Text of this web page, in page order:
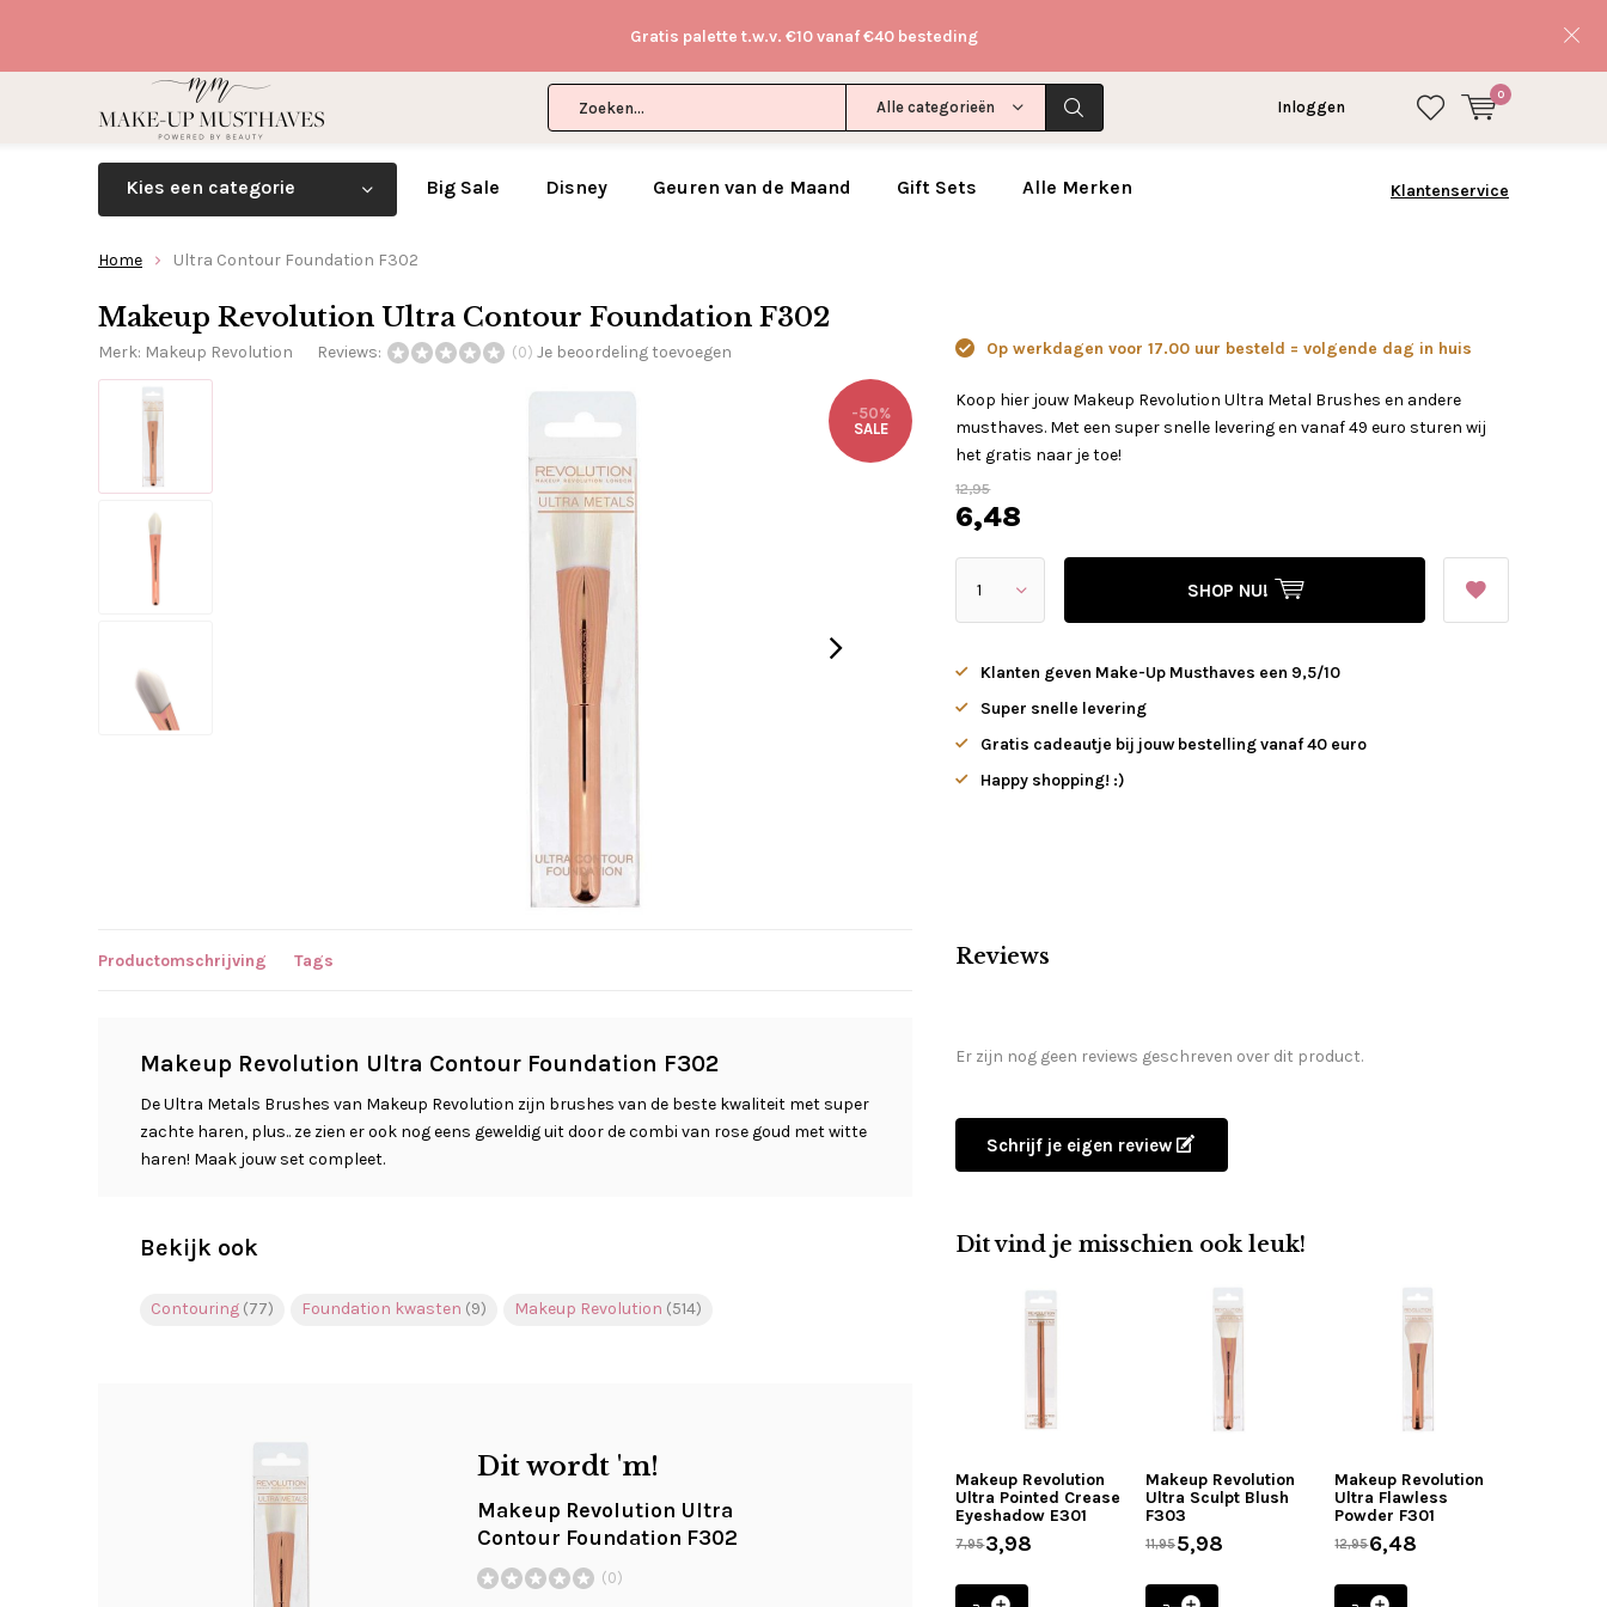
Alle categorieën Inloggen
0
Gratis palette t.w.v. €10 vanaf €40 besteding
Kies een categorie Big Sale Disney Geuren van de Maand Gift Sets Alle Merken Klantenservice
Home Ultra Contour Foundation F302
Makeup Revolution Ultra Contour Foundation F302
Merk: Makeup Revolution Reviews: (0) Je beoordeling toevoegen
-50%
SALE
Op werkdagen voor 17.00 uur besteld = volgende dag in huis
Koop hier jouw Makeup Revolution Ultra Metal Brushes en andere
musthaves. Met een super snelle levering en vanaf 49 euro sturen wij
het gratis naar je toe!
12,95
6,48
SHOP NU!
Klanten geven Make-Up Musthaves een 9,5/10
Super snelle levering
Gratis cadeautje bij jouw bestelling vanaf 40 euro
Happy shopping! :)
Productomschrijving Tags
Makeup Revolution Ultra Contour Foundation F302
De Ultra Metals Brushes van Makeup Revolution zijn brushes van de beste kwaliteit met super
zachte haren, plus.. ze zien er ook nog eens geweldig uit door de combi van rose goud met witte
haren! Maak jouw set compleet.
Bekijk ook
Contouring (77) Foundation kwasten (9) Makeup Revolution (514)
Dit wordt 'm!
Makeup Revolution Ultra
Contour Foundation F302
(0)
Reviews
Er zijn nog geen reviews geschreven over dit product.
Schrijf je eigen review
Dit vind je misschien ook leuk!
Makeup Revolution
Ultra Pointed Crease
Eyeshadow E301
7,953,98
Makeup Revolution
Ultra Sculpt Blush
F303
11,955,98
Makeup Revolution
Ultra Flawless
Powder F301
12,956,48